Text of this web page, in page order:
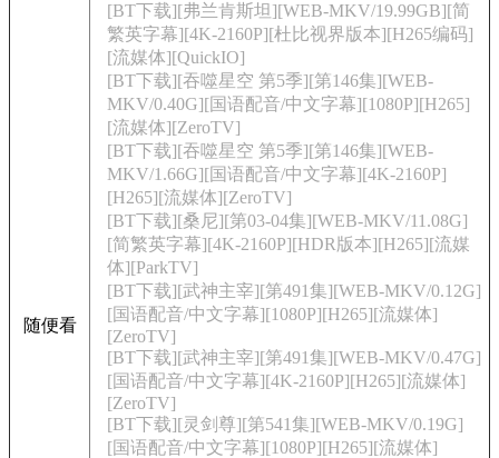
随便看
[BT下载][弗兰肯斯坦][WEB-MKV/19.99GB][简
繁英字幕][4K-2160P][杜比视界版本][H265编码]
[流媒体][QuickIO]
[BT下载][吞噬星空 第5季][第146集][WEB-
MKV/0.40G][国语配音/中文字幕][1080P][H265]
[流媒体][ZeroTV]
[BT下载][吞噬星空 第5季][第146集][WEB-
MKV/1.66G][国语配音/中文字幕][4K-2160P]
[H265][流媒体][ZeroTV]
[BT下载][桑尼][第03-04集][WEB-MKV/11.08G]
[简繁英字幕][4K-2160P][HDR版本][H265][流媒
体][ParkTV]
[BT下载][武神主宰][第491集][WEB-MKV/0.12G]
[国语配音/中文字幕][1080P][H265][流媒体]
[ZeroTV]
[BT下载][武神主宰][第491集][WEB-MKV/0.47G]
[国语配音/中文字幕][4K-2160P][H265][流媒体]
[ZeroTV]
[BT下载][灵剑尊][第541集][WEB-MKV/0.19G]
[国语配音/中文字幕][1080P][H265][流媒体]